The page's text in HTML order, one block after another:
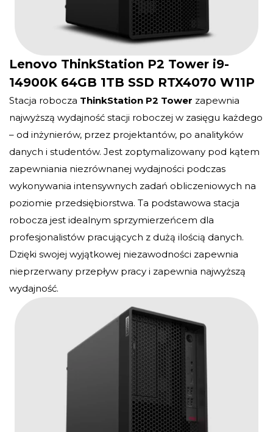
Lenovo ThinkStation P2 Tower i9-
14900K 64GB 1TB SSD RTX4070 W11P
Stacja robocza ThinkStation P2 Tower zapewnia
najwyższą wydajność stacji roboczej w zasięgu każdego
– od inżynierów, przez projektantów, po analityków
danych i studentów. Jest zoptymalizowany pod kątem
zapewniania niezrównanej wydajności podczas
wykonywania intensywnych zadań obliczeniowych na
poziomie przedsiębiorstwa. Ta podstawowa stacja
robocza jest idealnym sprzymierzeńcem dla
profesjonalistów pracujących z dużą ilością danych.
Dzięki swojej wyjątkowej niezawodności zapewnia
nieprzerwany przepływ pracy i zapewnia najwyższą
wydajność.